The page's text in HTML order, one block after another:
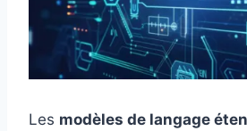
Les modèles de langage